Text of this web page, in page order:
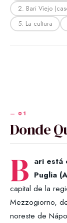
2. Bari Viejo
5. La cultura
Donde
B ari está
Puglia
capital de la
Mezzogiorno,
noreste de